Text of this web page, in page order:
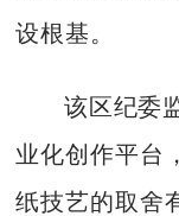
设根基。
该区纪委
业化创作平台
纸技艺的取舍